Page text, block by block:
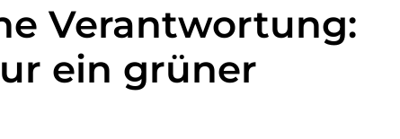
Verantwortung:
ein grüner